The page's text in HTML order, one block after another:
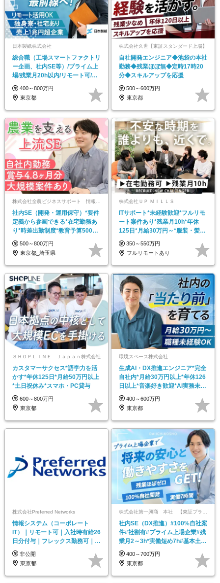
日本製紙株式会社
総合職（工場スマートファクトリ
ー企画、社内SE等）/プライム上
場/残業月20h以内/リモート可/独
身寮・社宅有
400～800万円
東京都
株式会社久世【東証スタンダード上場】
自社開発エンジニア◆池袋の本社
勤務◆残業ほぼ無◆定時17時20
分◆スキルアップを応援
500～600万円
東京都
社内SE（開発・運用保守）*要件
定義から参画できる*在宅勤務あ
り*時差出勤制度*教育予算5000
万円
500～800万円
東京都_埼玉県
株式会社ＵＰ ＭＩＬＬＳ
ITサポート*未経験歓迎*フルリモ
ート案件あり*残業月10h*年休
125日*月給30万円～*服装・髪色
自由
350～550万円
フルリモートあり
ＳＨＯＰＬＩＮＥ Ｊａｐａｎ株式会社
カスタマーサクセス*語学力を活
かす*年休125日*月給50万円以上
*土日祝休み*スマホ・PC貸与
600～800万円
東京都
環境スペース株式会社
生成AI・DX推進エンジニア*完全
自社内*月給30万円以上*年休126
日以上*音楽好き歓迎*AI実務未経
験OK
400～600万円
東京都
株式会社Preferred Networks
情報システム（コーポレート
IT）｜リモート可｜入社時有給26
日分付与｜フレックス勤務可｜大
手企業との取引多数
非公開
東京都
社内SE（DX推進）#100%自社案
件#社割有#プライム上場企業#残
業月2～3h*実働短め7h#基本土日
祝休み
400～700万円
東京都